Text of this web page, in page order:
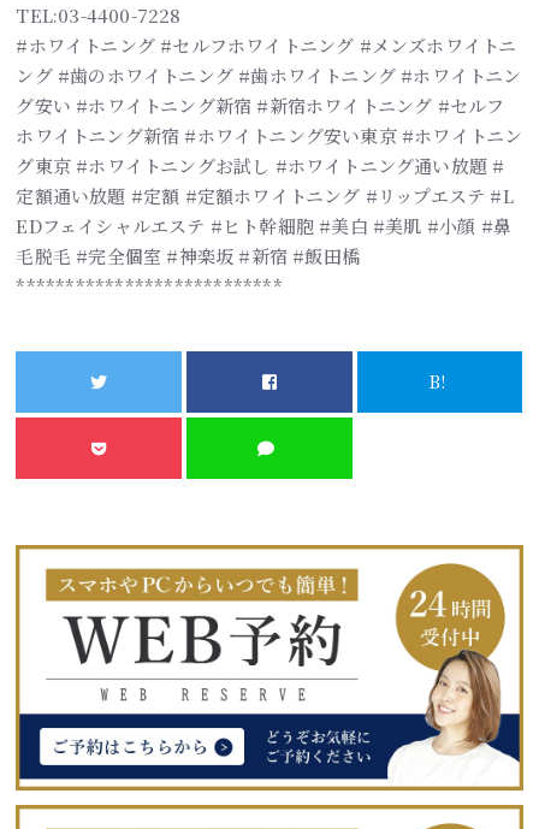
TEL:03-4400-7228
#ホワイトニング #セルフホワイトニング #メンズホワイトニ
ング #歯のホワイトニング #歯ホワイトニング #ホワイトニン
グ安い #ホワイトニング新宿 #新宿ホワイトニング #セルフ
ホワイトニング新宿 #ホワイトニング安い東京 #ホワイトニン
グ東京 #ホワイトニングお試し #ホワイトニング通い放題 #
定額通い放題 #定額 #定額ホワイトニング #リップエステ #L
EDフェイシャルエステ #ヒト幹細胞 #美白 #美肌 #小顔 #鼻
毛脱毛 #完全個室 #神楽坂 #新宿 #飯田橋
***************************
B!